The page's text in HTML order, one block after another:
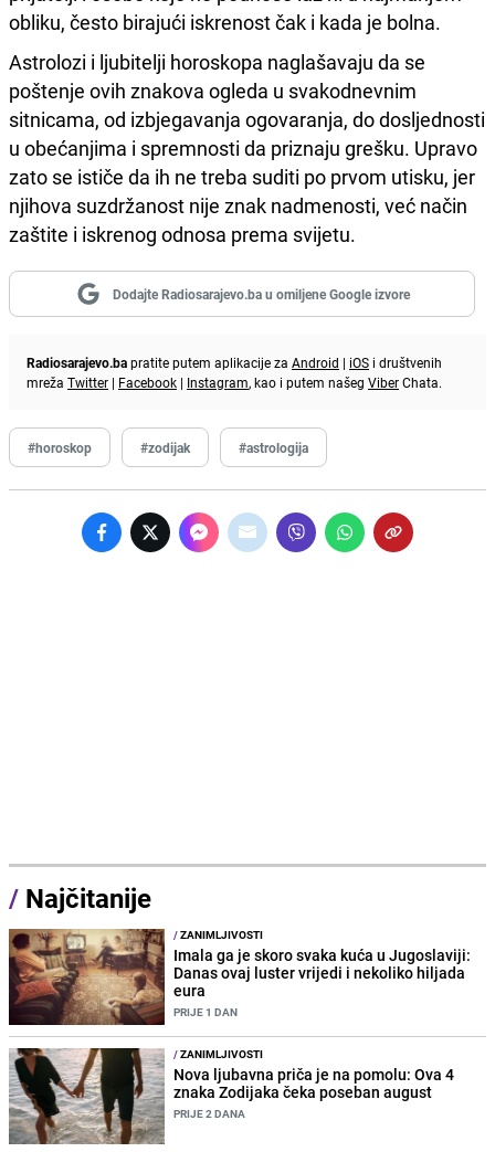
obliku, često birajući iskrenost čak i kada je bolna.
Astrolozi i ljubitelji horoskopa naglašavaju da se
poštenje ovih znakova ogleda u svakodnevnim
sitnicama, od izbjegavanja ogovaranja, do dosljednosti
u obećanjima i spremnosti da priznaju grešku. Upravo
zato se ističe da ih ne treba suditi po prvom utisku, jer
njihova suzdržanost nije znak nadmenosti, već način
zaštite i iskrenog odnosa prema svijetu.
Dodajte Radiosarajevo.ba u omiljene Google izvore
Radiosarajevo.bapratite putem aplikacije za Android | iOS i društvenih
mreža Twitter | Facebook | Instagram, kao i putem našeg ViberChata.
#horoskop #zodijak #astrologija
/ Najčitanije
/ZANIMLJIVOSTI
Imala ga je skoro svaka kuća u Jugoslaviji:
Danas ovaj luster vrijedi i nekoliko hiljada
eura
PRIJE 1 DAN
/ZANIMLJIVOSTI
Nova ljubavna priča je na pomolu: Ova 4
znaka Zodijaka čeka poseban august
PRIJE 2 DANA